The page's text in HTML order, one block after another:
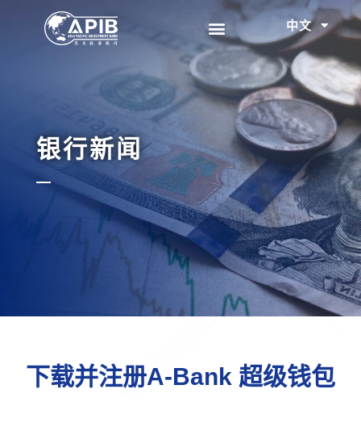
中文
EN
银行新闻
下载并注册A-Bank 超级钱包